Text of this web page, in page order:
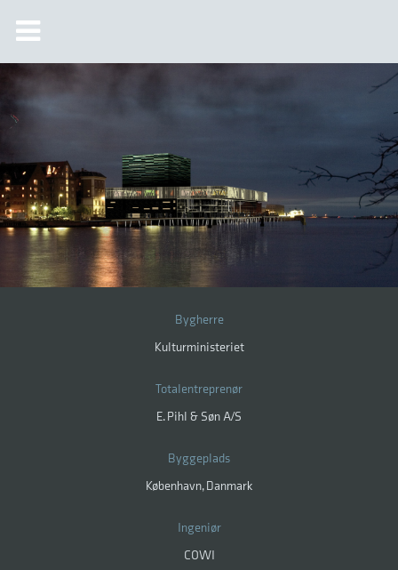
Bygherre
Kulturministeriet
Totalentreprenør
E. Pihl & Søn A/S
Byggeplads
København, Danmark
Ingeniør
COWI